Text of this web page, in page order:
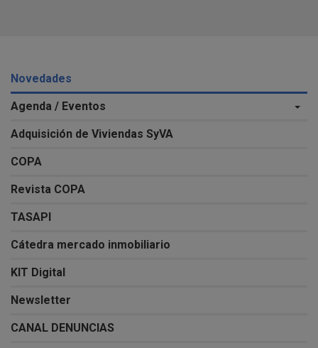
Novedades
Agenda / Eventos
Adquisición de Viviendas SyVA
COPA
Revista COPA
TASAPI
Cátedra mercado inmobiliario
KIT Digital
Newsletter
CANAL DENUNCIAS